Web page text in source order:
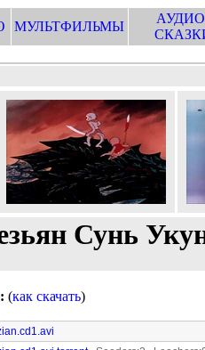
МУЛЬТФИЛЬМЫ
Сунь
(как скачать)